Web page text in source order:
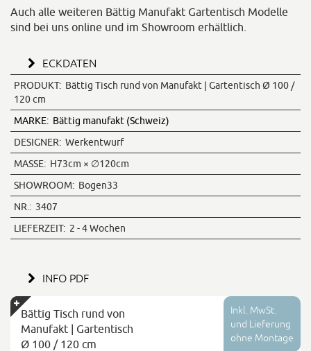
Auch alle weiteren Bättig Manufakt Gartentisch Modelle
sind bei uns online und im Showroom erhältlich.
ECKDATEN
PRODUKT: Bättig Tisch rund von Manufakt | Gartentisch Ø 100 /
120 cm
MARKE: Bättig manufakt (Schweiz)
DESIGNER: Werkentwurf
MASSE: H73cm × ∅120cm
SHOWROOM: Bogen33
NR.: 3407
LIEFERZEIT: 2 - 4 Wochen
INFO PDF
Inkl. MwSt.
und Lieferung
ohne Montage
Bättig Tisch rund von
Manufakt | Gartentisch
Ø 100 / 120 cm